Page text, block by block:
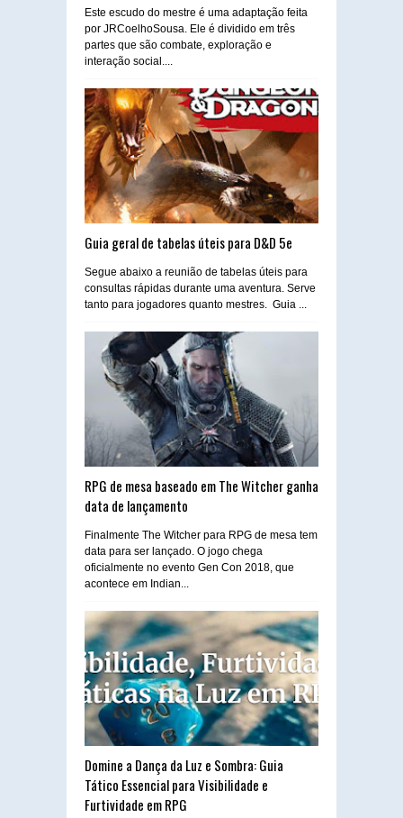
Este escudo do mestre é uma adaptação feita
por JRCoelhoSousa. Ele é dividido em três
partes que são combate, exploração e
interação social....
Guia geral de tabelas úteis para D&D 5e
Segue abaixo a reunião de tabelas úteis para
consultas rápidas durante uma aventura. Serve
tanto para jogadores quanto mestres. Guia ...
RPG de mesa baseado em The Witcher ganha
data de lançamento
Finalmente The Witcher para RPG de mesa tem
data para ser lançado. O jogo chega
oficialmente no evento Gen Con 2018, que
acontece em Indian...
Domine a Dança da Luz e Sombra: Guia
Tático Essencial para Visibilidade e
Furtividade em RPG